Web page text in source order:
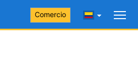
Comercio